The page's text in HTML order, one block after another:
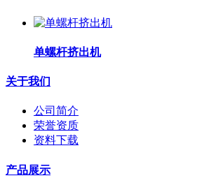
单螺杆挤出机
关于我们
公司简介
荣誉资质
资料下载
产品展示